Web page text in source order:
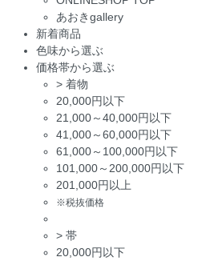
あおきgallery
新着商品
色味から選ぶ
価格帯から選ぶ
> 着物
20,000円以下
21,000～40,000円以下
41,000～60,000円以下
61,000～100,000円以下
101,000～200,000円以下
201,000円以上
※税抜価格
> 帯
20,000円以下